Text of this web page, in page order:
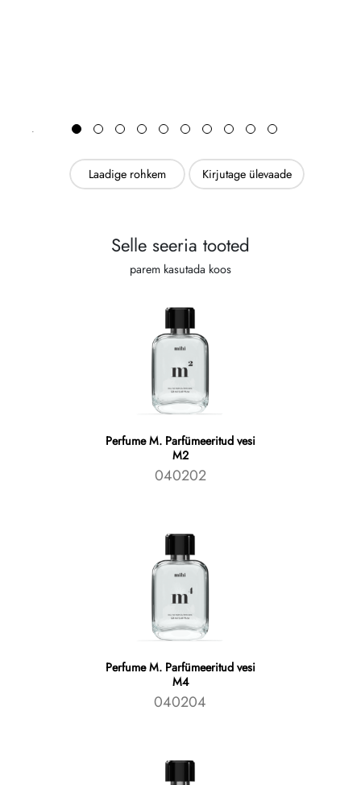
Laadige rohkem Kirjutage ülevaade
Selle seeria tooted
parem kasutada koos
Perfume M. Parfümeeritud vesi
M2
040202
Perfume M. Parfümeeritud vesi
M4
040204